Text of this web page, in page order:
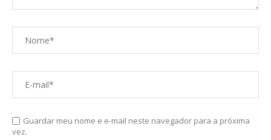
Guardar meu nome e e-mail neste navegador para a próxima
vez.